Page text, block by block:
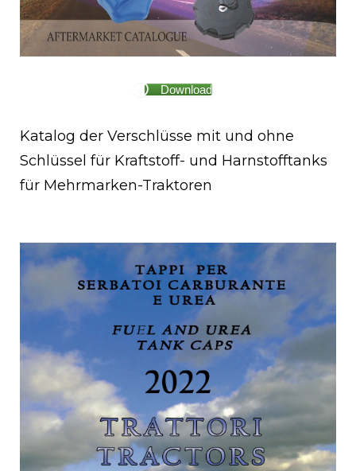
Download
Katalog der Verschlüsse mit und ohne
Schlüssel für Kraftstoff- und Harnstofftanks
für Mehrmarken-Traktoren